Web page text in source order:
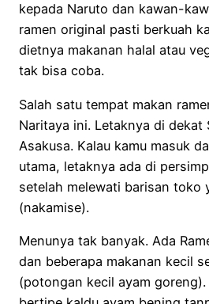
kepada Naruto dan kawan-
ramen original pasti berkuah
dietnya makanan halal atau
tak bisa coba.
Salah satu tempat makan
Naritaya ini. Letaknya di dekat
Asakusa. Kalau kamu masuk
utama, letaknya ada di
setelah melewati barisan toko
(nakamise).
Menunya tak banyak. Ada
dan beberapa makanan kecil
(potongan kecil ayam goreng).